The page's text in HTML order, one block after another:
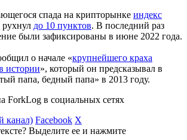
спада на крипторынке индекс
рухнул до 10 пунктов. В последний раз
были зафиксированы в июне 2022 года.
о начале «крупнейшего краха
истории», который он предсказывал в
папа, бедный папа» в 2013 году.
ForkLog в социальных сетях
канал) Facebook X
Выделите ее и нажмите